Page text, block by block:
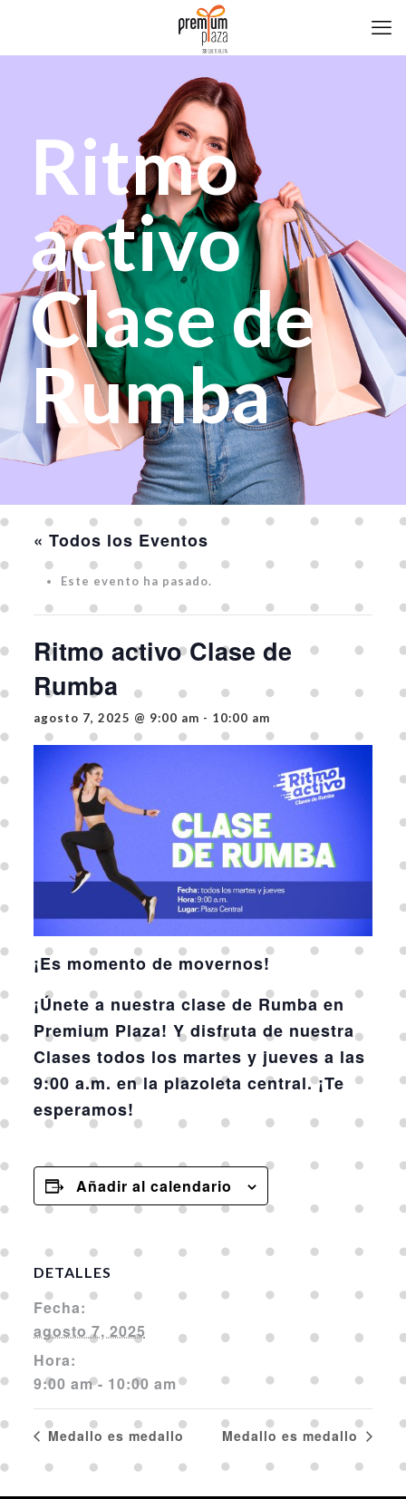
Ritmo
activo
Clase de
Rumba
« Todos los Eventos
Este evento ha pasado.
Ritmo activo Clase de
Rumba
agosto 7, 2025 @ 9:00 am - 10:00 am
¡Es momento de movernos!
¡Únete a nuestra clase de Rumba en
Premium Plaza! Y disfruta de nuestra
Clases todos los martes y jueves a las
9:00 a.m. en la plazoleta central. ¡Te
esperamos!
Añadir al calendario
DETALLES
Fecha:
agosto 7, 2025
Hora:
9:00 am - 10:00 am
Medallo es medallo Medallo es medallo